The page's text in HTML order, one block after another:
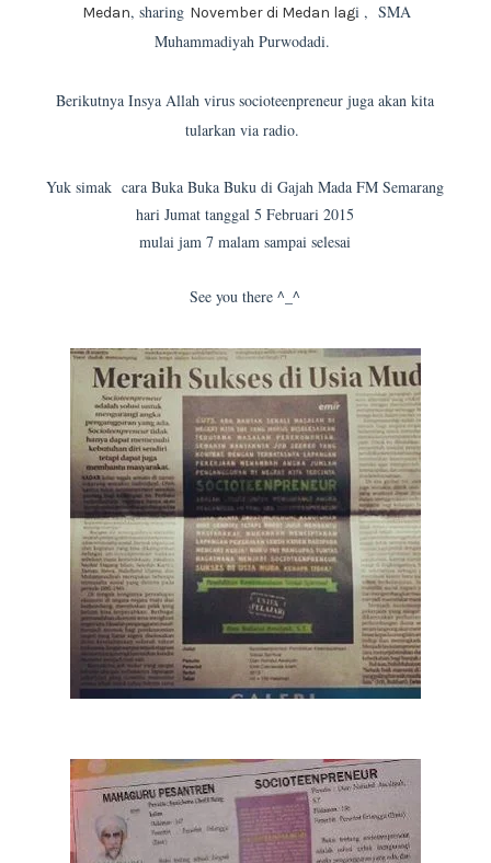
Medan, sharing November di Medan lagi , SMA
Muhammadiyah Purwodadi.
Berikutnya Insya Allah virus socioteenpreneur juga akan kita
tularkan via radio.
Yuk simak cara Buka Buka Buku di Gajah Mada FM Semarang
hari Jumat tanggal 5 Februari 2015
mulai jam 7 malam sampai selesai
See you there ^_^